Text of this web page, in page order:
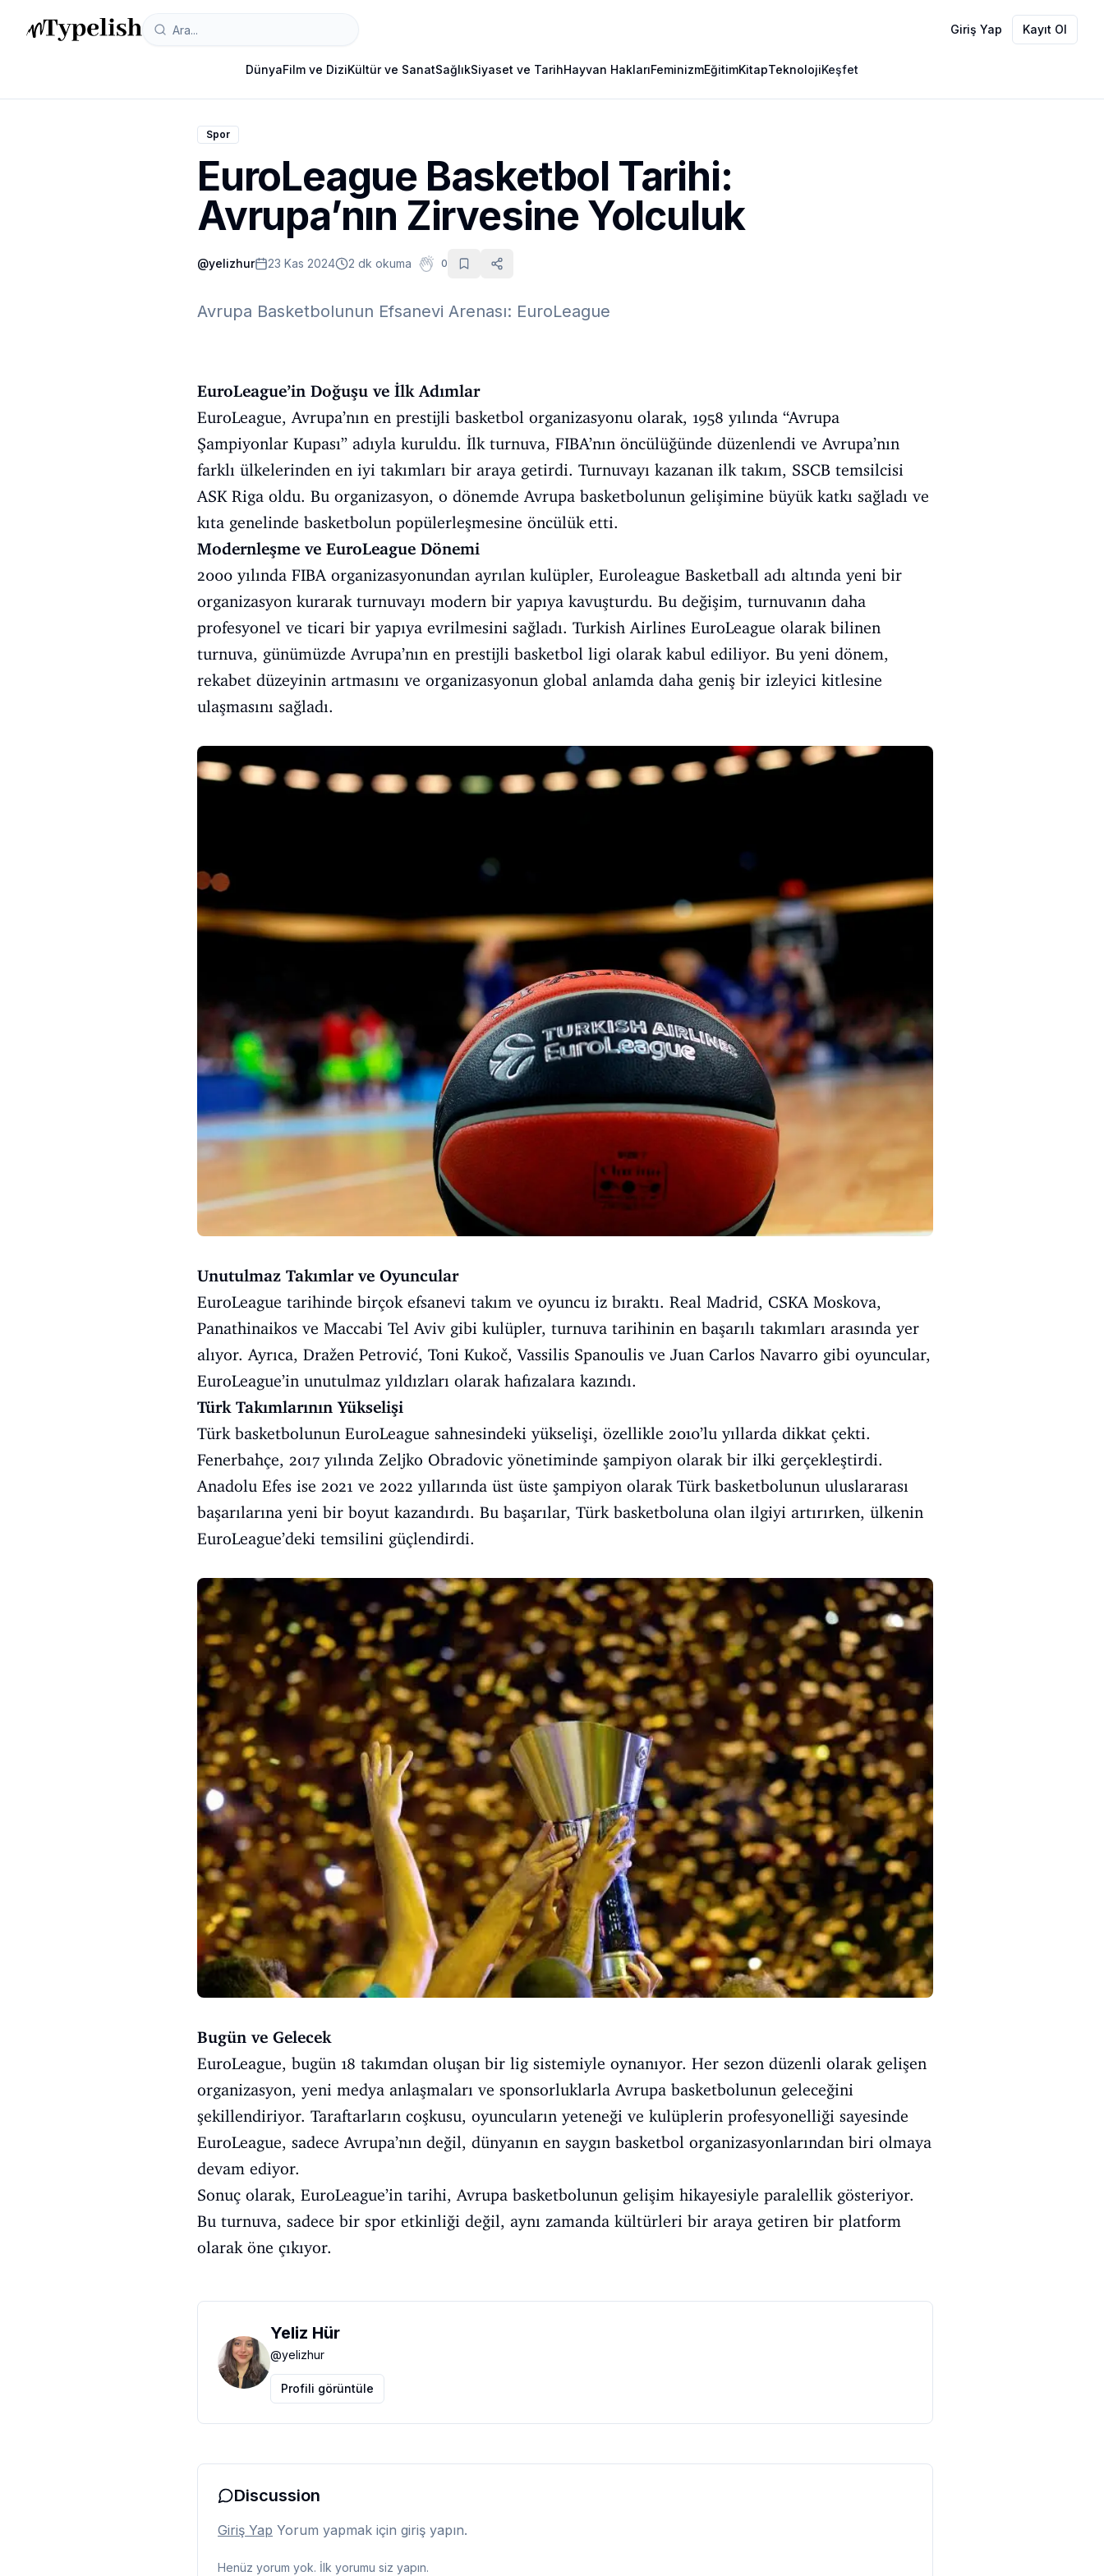
Giriş Yap Kayıt Ol
DünyaFilm ve DiziKültür ve SanatSağlıkSiyaset ve TarihHayvan HaklarıFeminizmEğitimKitapTeknolojiKeşfet
Spor
EuroLeague Basketbol Tarihi:
Avrupa’nın Zirvesine Yolculuk
@yelizhur 23 Kas 2024 2 dk okuma 0
Avrupa Basketbolunun Efsanevi Arenası: EuroLeague
EuroLeague’in Doğuşu ve İlk Adımlar
EuroLeague, Avrupa’nın en prestijli basketbol organizasyonu olarak, 1958 yılında “Avrupa
Şampiyonlar Kupası” adıyla kuruldu. İlk turnuva, FIBA’nın öncülüğünde düzenlendi ve Avrupa’nın
farklı ülkelerinden en iyi takımları bir araya getirdi. Turnuvayı kazanan ilk takım, SSCB temsilcisi
ASK Riga oldu. Bu organizasyon, o dönemde Avrupa basketbolunun gelişimine büyük katkı sağladı ve
kıta genelinde basketbolun popülerleşmesine öncülük etti.
Modernleşme ve EuroLeague Dönemi
2000 yılında FIBA organizasyonundan ayrılan kulüpler, Euroleague Basketball adı altında yeni bir
organizasyon kurarak turnuvayı modern bir yapıya kavuşturdu. Bu değişim, turnuvanın daha
profesyonel ve ticari bir yapıya evrilmesini sağladı. Turkish Airlines EuroLeague olarak bilinen
turnuva, günümüzde Avrupa’nın en prestijli basketbol ligi olarak kabul ediliyor. Bu yeni dönem,
rekabet düzeyinin artmasını ve organizasyonun global anlamda daha geniş bir izleyici kitlesine
ulaşmasını sağladı.
Unutulmaz Takımlar ve Oyuncular
EuroLeague tarihinde birçok efsanevi takım ve oyuncu iz bıraktı. Real Madrid, CSKA Moskova,
Panathinaikos ve Maccabi Tel Aviv gibi kulüpler, turnuva tarihinin en başarılı takımları arasında yer
alıyor. Ayrıca, Dražen Petrović, Toni Kukoč, Vassilis Spanoulis ve Juan Carlos Navarro gibi oyuncular,
EuroLeague’in unutulmaz yıldızları olarak hafızalara kazındı.
Türk Takımlarının Yükselişi
Türk basketbolunun EuroLeague sahnesindeki yükselişi, özellikle 2010’lu yıllarda dikkat çekti.
Fenerbahçe, 2017 yılında Zeljko Obradovic yönetiminde şampiyon olarak bir ilki gerçekleştirdi.
Anadolu Efes ise 2021 ve 2022 yıllarında üst üste şampiyon olarak Türk basketbolunun uluslararası
başarılarına yeni bir boyut kazandırdı. Bu başarılar, Türk basketboluna olan ilgiyi artırırken, ülkenin
EuroLeague’deki temsilini güçlendirdi.
Bugün ve Gelecek
EuroLeague, bugün 18 takımdan oluşan bir lig sistemiyle oynanıyor. Her sezon düzenli olarak gelişen
organizasyon, yeni medya anlaşmaları ve sponsorluklarla Avrupa basketbolunun geleceğini
şekillendiriyor. Taraftarların coşkusu, oyuncuların yeteneği ve kulüplerin profesyonelliği sayesinde
EuroLeague, sadece Avrupa’nın değil, dünyanın en saygın basketbol organizasyonlarından biri olmaya
devam ediyor.
Sonuç olarak, EuroLeague’in tarihi, Avrupa basketbolunun gelişim hikayesiyle paralellik gösteriyor.
Bu turnuva, sadece bir spor etkinliği değil, aynı zamanda kültürleri bir araya getiren bir platform
olarak öne çıkıyor.
Yeliz Hür
@yelizhur
Profili görüntüle
Discussion
Giriş Yap Yorum yapmak için giriş yapın.
Henüz yorum yok. İlk yorumu siz yapın.